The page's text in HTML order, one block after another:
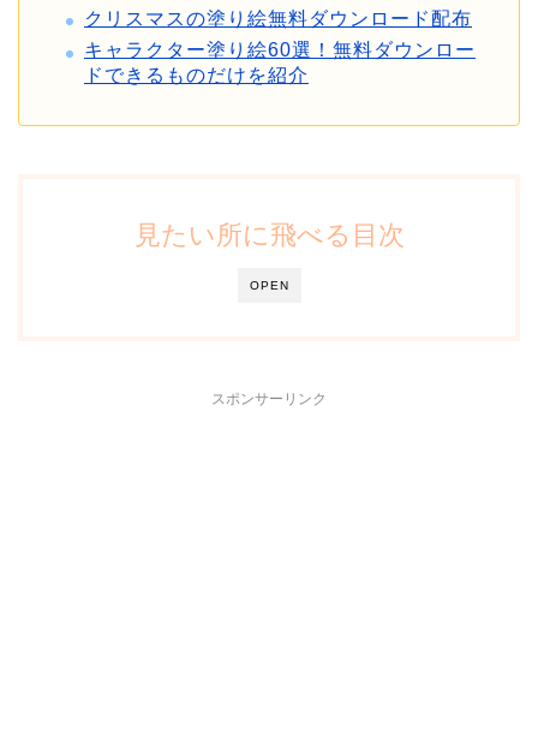
クリスマスの塗り絵無料ダウンロード配布
キャラクター塗り絵60選！無料ダウンロー
ドできるものだけを紹介
OPEN
見たい所に飛べる目次
スポンサーリンク